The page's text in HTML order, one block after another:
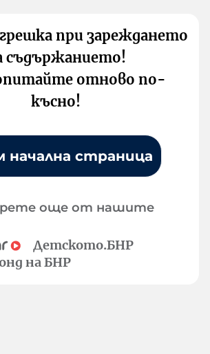
при зареждането
съдържанието!
отново по-
късно!
начална страница
още от нашите
Детското.БНР
на БНР